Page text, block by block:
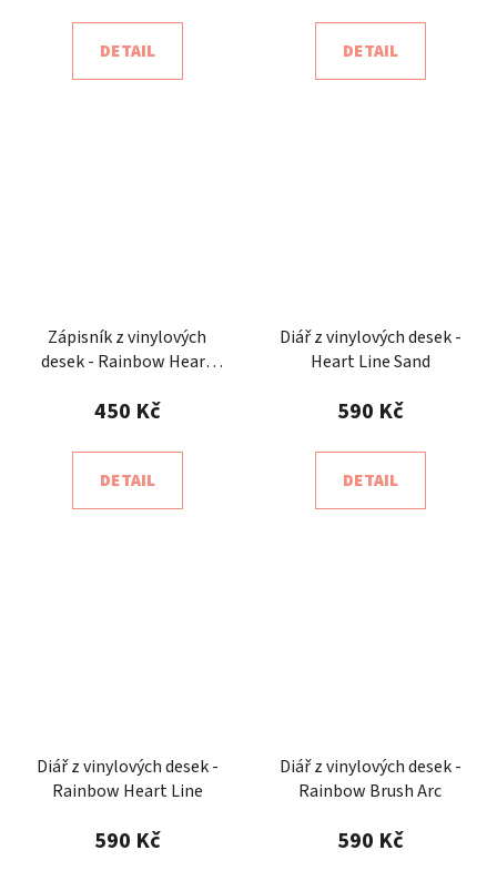
DETAIL DETAIL
Zápisník z vinylových
desek - Rainbow Heart
450 Kč
DETAIL
Diář z vinylových desek -
Heart Line Sand
590 Kč
DETAIL
Diář z vinylových desek -
Rainbow Heart Line
590 Kč
Diář z vinylových desek -
Rainbow Brush Arc
590 Kč